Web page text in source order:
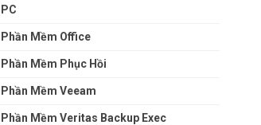
PC
Phần Mềm Office
Phần Mềm Phục Hồi
Phần Mềm Veeam
Phần Mềm Veritas Backup Exec